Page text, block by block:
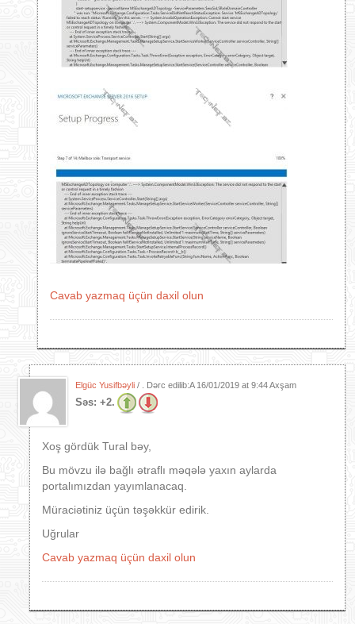
Cavab yazmaq üçün daxil olun
Elgüc Yusifbəyli / . Dərc edilib:A 16/01/2019 at 9:44 Axşam
Səs: +2.
Xoş gördük Tural bəy,
Bu mövzu ilə bağlı ətraflı məqələ yaxın aylarda
portalımızdan yayımlanacaq.
Müraciətiniz üçün təşəkkür edirik.
Uğrular
Cavab yazmaq üçün daxil olun